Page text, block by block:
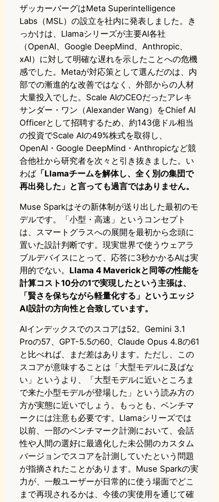
ザッカーバーグはMeta Superintelligence
Labs（MSL）の設立を社内に発表しました。き
っかけは、Llamaシリーズが主要AI各社
（OpenAI、Google DeepMind、Anthropic、
xAI）に対して明確な遅れを示したことへの危機
感でした。Metaが対応策として選んだのは、内
部での漸進的な改善ではなく、外部からの人材
大量投入でした。Scale AIのCEOだったアレキ
サンダー・ワン（Alexander Wang）をChief AI
Officerとして招聘するため、約143億ドル相当
の投資でScale AIの49%株式を取得し、
OpenAI・Google DeepMind・Anthropicなど競
合他社から研究者を次々と引き抜きました。い
わば「Llamaチームを解体し、全く別の集団で
再出発した」と言っても過言ではありません。
Muse Sparkはその新体制が送り出した最初のモ
デルです。「小型・高速」というコンセプト
は、スマートグラスへの展開を最初から念頭に
置いた設計判断です。現実世界で使うウェアラ
ブルデバイスにとって、応答に3秒かかるAIは実
用的でない。 Llama 4 Maverickと同等の性能を
計算コスト10分の1で実現したという主張は、
「賢さを保ちながら軽量化する」というエッジ
AI設計の方向性と合致しています。
AIインデックスでのスコアは52。Gemini 3.1
Proの57、GPT-5.5の60、Claude Opus 4.8の61
と比べれば、まだ差はあります。ただし、この
スコアが意味することは「大型モデルに及ばな
い」というより、「大型モデルに近いところま
で来た小型モデルが登場した」という読み方の
方が実態に近いでしょう。もっとも、ベンチマ
ークには注意も必要です。Llamaシリーズでは
以前、一部のベンチマーク計測において、会話
性や人間の選好に最適化した未公開のカスタム
バージョンでスコアを計測していたという問題
が指摘されたことがあります。Muse Sparkの実
力が、一般ユーザーが日常的に使う場面でどこ
まで再現されるかは、今後の実使用を通じて確